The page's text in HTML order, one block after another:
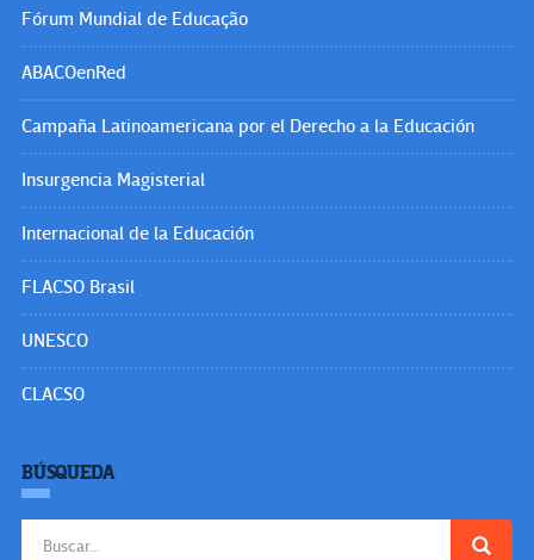
Fórum Mundial de Educação
ABACOenRed
Campaña Latinoamericana por el Derecho a la Educación
Insurgencia Magisterial
Internacional de la Educación
FLACSO Brasil
UNESCO
CLACSO
BÚSQUEDA